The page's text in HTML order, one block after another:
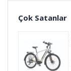
Çok Satanlar